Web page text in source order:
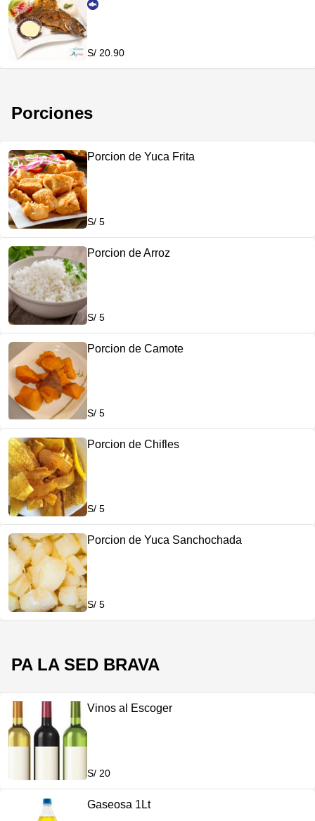
S/ 20.90
Porciones
Porcion de Yuca Frita
S/ 5
Porcion de Arroz
S/ 5
Porcion de Camote
S/ 5
Porcion de Chifles
S/ 5
Porcion de Yuca Sanchochada
S/ 5
PA LA SED BRAVA
Vinos al Escoger
S/ 20
Gaseosa 1Lt